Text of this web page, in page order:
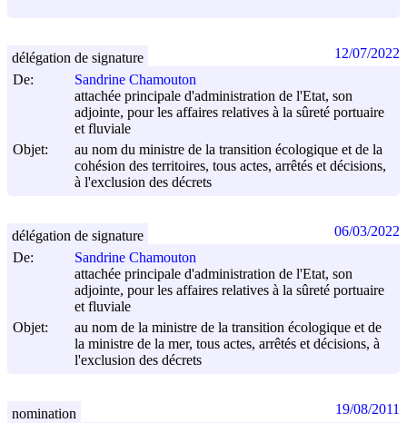
De:
Sandrine Chamouton
attachée principale d'administration de l'Etat, son
adjointe, pour les affaires relatives à la sûreté portuaire
et fluviale
Objet:
au nom du ministre de la transition écologique et de la
cohésion des territoires, tous actes, arrêtés et décisions,
à l'exclusion des décrets
délégation de signature 12/07/2022
De:
Sandrine Chamouton
attachée principale d'administration de l'Etat, son
adjointe, pour les affaires relatives à la sûreté portuaire
et fluviale
Objet:
au nom de la ministre de la transition écologique et de
la ministre de la mer, tous actes, arrêtés et décisions, à
l'exclusion des décrets
délégation de signature 06/03/2022
nomination 19/08/2011